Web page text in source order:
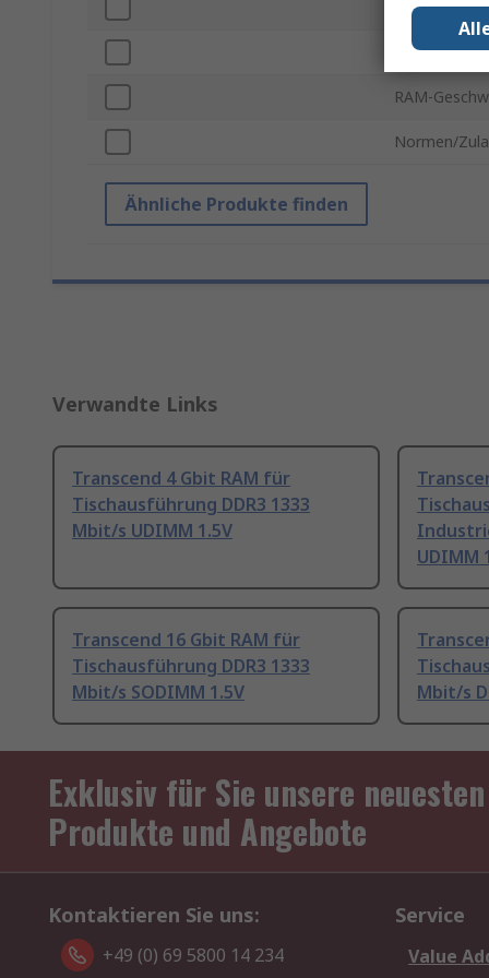
RAM-
Normen/
Ähnliche Produkte finden
Verwandte Links
Transcend 4 Gbit RAM für
Tischausführung DDR3 1333
Mbit/s UDIMM 1.5V
UDIMM
Transcend 16 Gbit RAM für
Tischausführung DDR3 1333
Mbit/s SODIMM 1.5V
Mbit/s
Exklusiv für Sie unsere neuesten
Produkte und Angebote
Kontaktieren Sie uns:
+49 (0) 69 5800 14 234
Service
Value